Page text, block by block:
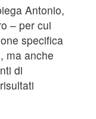
Antonio,
– per cui
specifica
ma anche
di